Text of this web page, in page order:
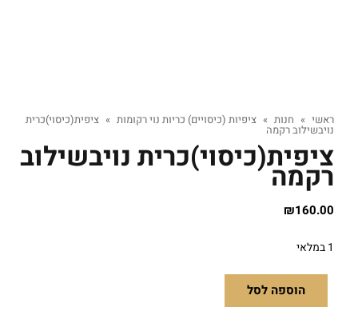
ראשי » חנות » ציפיות (כיסויים) כריות נוי רקומות » ציפית(כיסוי)כרית
נויבשילוב רקמה
ציפית(כיסוי)כרית נויבשילוב
רקמה
₪160.00
1 במלאי
הוספה לסל